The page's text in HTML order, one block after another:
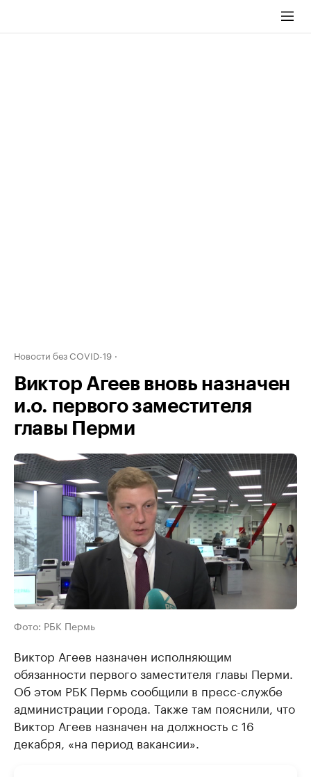
Новости без COVID-19
Виктор Агеев вновь назначен
и.о. первого заместителя
главы Перми
Фото: РБК Пермь
Виктор Агеев назначен исполняющим
обязанности первого заместителя главы Перми.
Об этом РБК Пермь сообщили в пресс-службе
администрации города. Также там пояснили, что
Виктор Агеев назначен на должность с 16
декабря, «на период вакансии».